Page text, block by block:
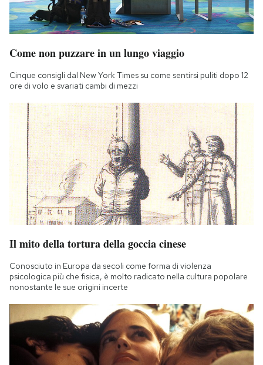
Come non puzzare in un lungo viaggio
Cinque consigli dal New York Times su come sentirsi puliti dopo 12
ore di volo e svariati cambi di mezzi
Il mito della tortura della goccia cinese
Conosciuto in Europa da secoli come forma di violenza
psicologica più che fisica, è molto radicato nella cultura popolare
nonostante le sue origini incerte